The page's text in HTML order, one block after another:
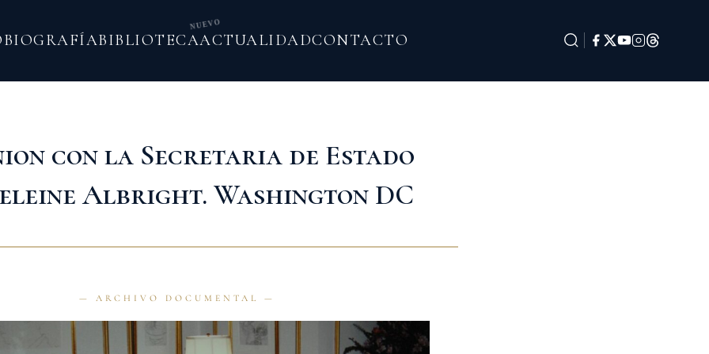
BIOGRAFÍABIBLIOTECA
NUEVO
ACTUALIDADCONTACTO
con la Secretaria de Estado
Albright. Washington DC